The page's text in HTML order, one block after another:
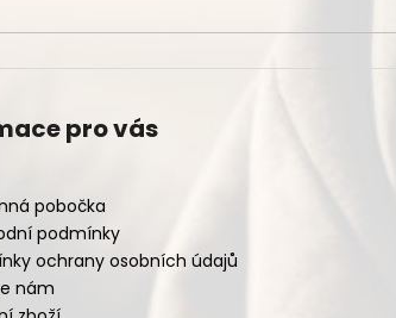
pro vás
pobočka
podmínky
ochrany osobních údajů
nám